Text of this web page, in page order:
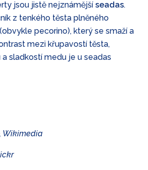
jsou jistě nejznámější seadas.
z tenkého těsta plněného
pecorino), který se smaží a
mezi křupavostí těsta,
sladkostí medu je u seadas
Wikimedia